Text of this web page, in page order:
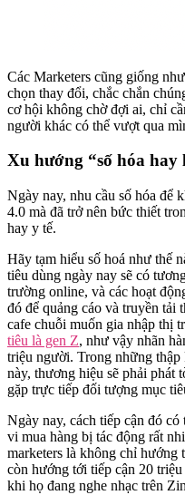
Các Marketers cũng giống
chọn thay đổi, chắc chắn
cơ hội không chờ đợi ai, chỉ
người khác có thể vượt qua
Xu hướng “số hóa hay
Ngày nay, nhu cầu số hóa để
4.0 mà đã trở nên bức thiết
hay y tế.
Hãy tạm hiểu số hoá như thế
tiêu dùng ngày nay sẽ có
trường online, và các hoạt
đó để quảng cáo và truyền
cafe chuỗi muốn gia nhập thị
tiêu là gen Z, như vậy nhãn
triệu người. Trong những
này, thương hiệu sẽ phải
gặp trực tiếp đối tượng mục
Ngày nay, cách tiếp cận đó
vi mua hàng bị tác động rất
marketers là không chỉ hướng
còn hướng tới tiếp cận 20
khi họ đang nghe nhạc trên